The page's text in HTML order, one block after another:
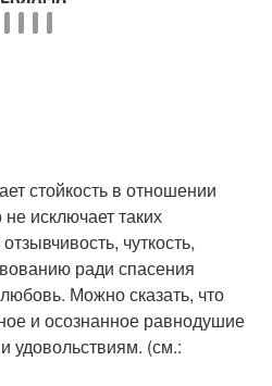
стойкость в отношении
исключает таких
чуткость,
ради спасения
Можно сказать, что
и осознанное равнодушие
удовольствиям. (см.: